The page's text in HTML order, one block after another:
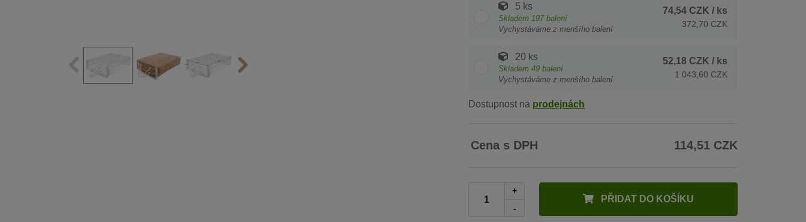
5 ks
Skladem 197 balení
Vychystáváme z menšího balení
74,54 CZK / ks
372,70 CZK
20 ks
Skladem 49 balení
Vychystáváme z menšího balení
52,18 CZK / ks
1 043,60 CZK
Dostupnost na prodejnách
Cena s DPH 114,51 CZK
+
-
PŘIDAT DO KOŠÍKU